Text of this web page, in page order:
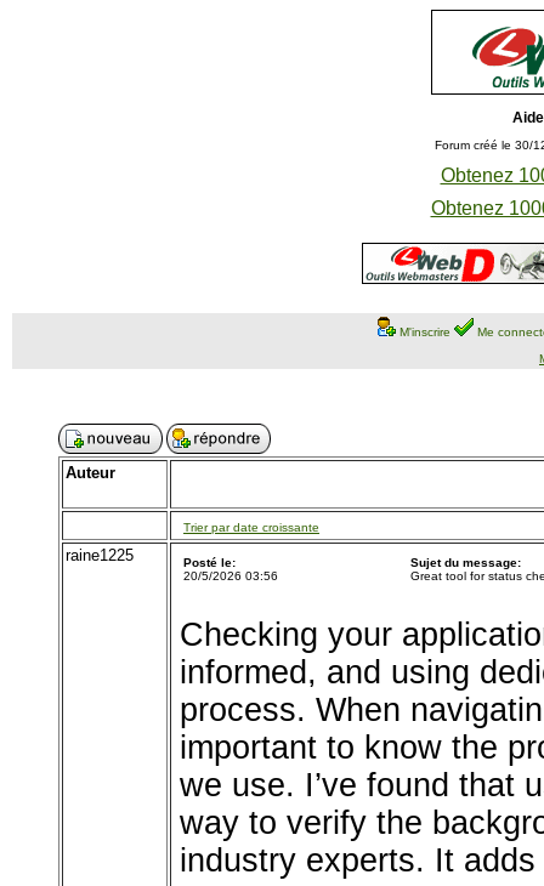
Forum créé le 30/
Obtenez
Obtenez
M'inscrire
Me
Auteur
Trier par date croissante
raine1225
Posté le:
20/5/2026 03:56
Sujet du message:
Great tool for status
Checking your
informed, and using
process. When
important to know the
we use. I’ve found that
way to verify the
industry experts. It